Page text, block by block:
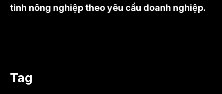
tinh nông nghiệp theo yêu cầu doanh nghiệp.
Tag